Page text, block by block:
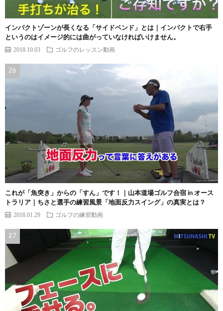
インパクトゾーンが長くなる「サイドベンド」とは｜インパクトで右手
というのはイメージ的には曲がっていなければいけません。
2018.10.03 ゴルフのレッスン動画
これが「魚突き」からの「すん」です！｜山本道場ゴルフ合宿 in オース
トラリア｜ちさと選手の練習風景「地面反力スイング」の真実とは？
2018.01.29 ゴルフの練習動画